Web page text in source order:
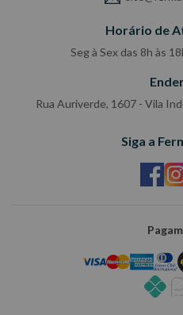
Horário de
Seg à Sex das 8h às
Rua Auriverde, 1607 - Vila
Siga a